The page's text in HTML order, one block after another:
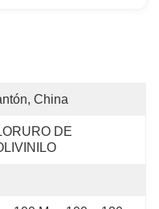
China
DE